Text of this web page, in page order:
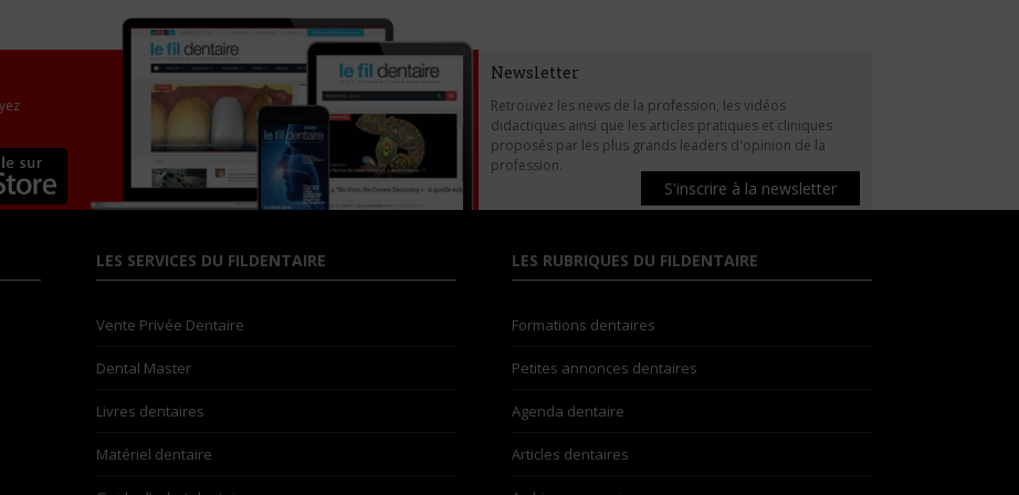
Newsletter
Retrouvez les news de la profession, les vidéos
didactiques ainsi que les articles pratiques et cliniques
proposés par les plus grands leaders d'opinion de la
profession.
S'inscrire à la newsletter
LES SERVICES DU FILDENTAIRE
Vente Privée Dentaire
Dental Master
Livres dentaires
Matériel dentaire
LES RUBRIQUES DU FILDENTAIRE
Formations dentaires
Petites annonces dentaires
Agenda dentaire
Articles dentaires